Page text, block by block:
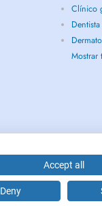
Clínico
Accept all
Deny